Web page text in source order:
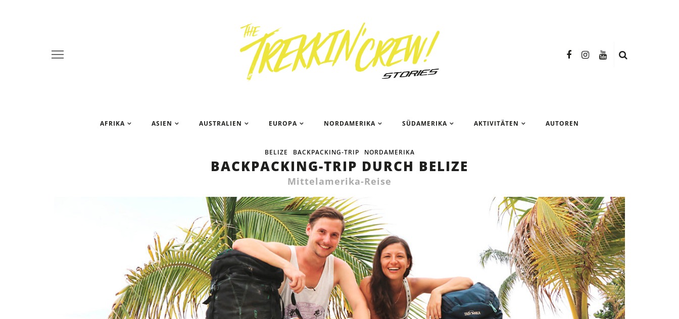
AFRIKA ASIEN AUSTRALIEN EUROPA NORDAMERIKA SÜDAMERIKA AKTIVITÄTEN AUTOREN
BELIZE BACKPACKING-TRIP NORDAMERIKA
BACKPACKING-TRIP DURCH BELIZE
Mittelamerika-Reise